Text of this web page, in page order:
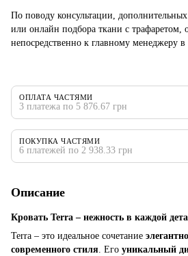
По поводу консультации,
или онлайн подбора ткани с трафаретом,
непосредственно к главному менеджеру в
ОПЛАТА ЧАСТЯМИ
3 платежа по 5 876.67 грн
ПОКУПКА ЧАСТЯМИ
6 платежей по 2 938.33 грн
Описание
Кровать Terra – нежность в каждой
Terra – это идеальное сочетание
современного стиля. Его уникальный